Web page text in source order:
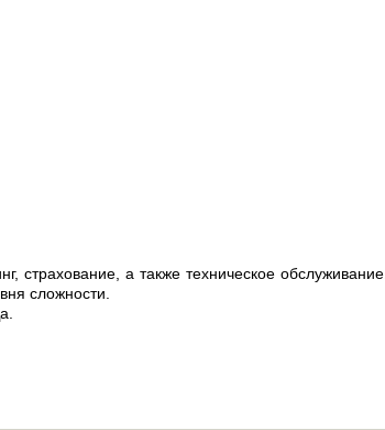
страхование, а также техническое
сложности.